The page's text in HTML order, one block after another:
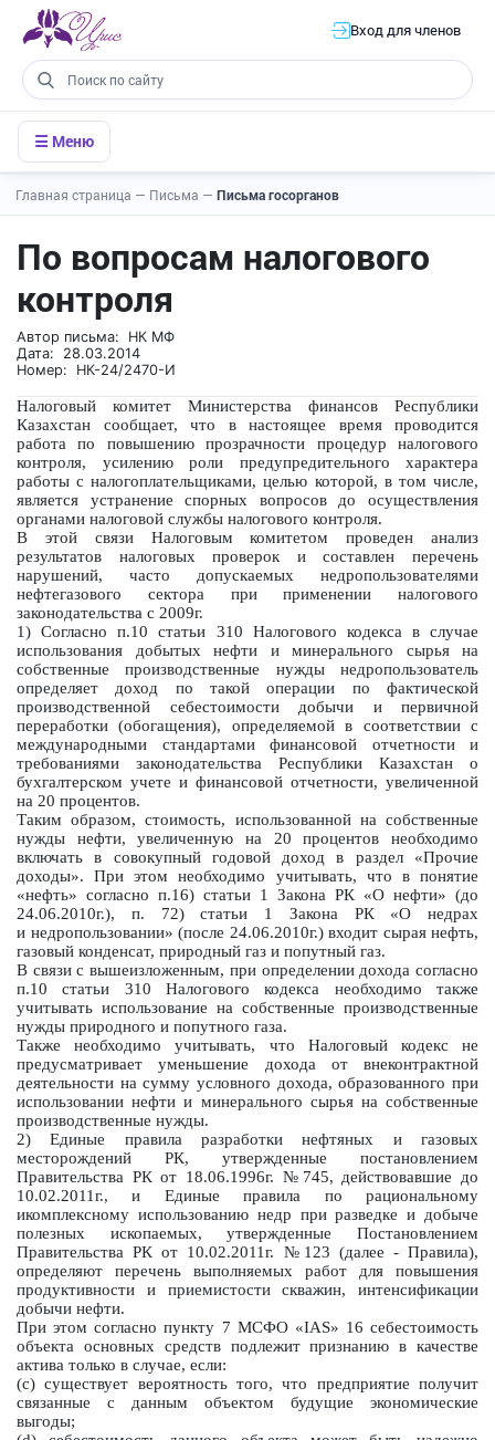
Вход для членов
☰ Меню
Главная страница — Письма — Письма госорганов
По вопросам налогового
контроля
Автор письма: НК МФ
Дата: 28.03.2014
Номер: НК-24/2470-И
Налоговый комитет Министерства финансов Республики
Казахстан сообщает, что в настоящее время проводится
работа по повышению прозрачности процедур налогового
контроля, усилению роли предупредительного характера
работы с налогоплательщиками, целью которой, в том числе,
является устранение спорных вопросов до осуществления
органами налоговой службы налогового контроля.
В этой связи Налоговым комитетом проведен анализ
результатов налоговых проверок и составлен перечень
нарушений, часто допускаемых недропользователями
нефтегазового сектора при применении налогового
законодательства с 2009г.
1) Согласно п.10 статьи 310 Налогового кодекса в случае
использования добытых нефти и минерального сырья на
собственные производственные нужды недропользователь
определяет доход по такой операции по фактической
производственной себестоимости добычи и первичной
переработки (обогащения), определяемой в соответствии с
международными стандартами финансовой отчетности и
требованиями законодательства Республики Казахстан о
бухгалтерском учете и финансовой отчетности, увеличенной
на 20 процентов.
Таким образом, стоимость, использованной на собственные
нужды нефти, увеличенную на 20 процентов необходимо
включать в совокупный годовой доход в раздел «Прочие
доходы». При этом необходимо учитывать, что в понятие
«нефть» согласно п.16) статьи 1 Закона РК «О нефти» (до
24.06.2010г.), п. 72) статьи 1 Закона РК «О недрах
и недропользовании» (после 24.06.2010г.) входит сырая нефть,
газовый конденсат, природный газ и попутный газ.
В связи с вышеизложенным, при определении дохода согласно
п.10 статьи 310 Налогового кодекса необходимо также
учитывать использование на собственные производственные
нужды природного и попутного газа.
Также необходимо учитывать, что Налоговый кодекс не
предусматривает уменьшение дохода от внеконтрактной
деятельности на сумму условного дохода, образованного при
использовании нефти и минерального сырья на собственные
производственные нужды.
2) Единые правила разработки нефтяных и газовых
месторождений РК, утвержденные постановлением
Правительства РК от 18.06.1996г. №745, действовавшие до
10.02.2011г., и Единые правила по рациональному
икомплексному использованию недр при разведке и добыче
полезных ископаемых, утвержденные Постановлением
Правительства РК от 10.02.2011г. №123 (далее - Правила),
определяют перечень выполняемых работ для повышения
продуктивности и приемистости скважин, интенсификации
добычи нефти.
При этом согласно пункту 7 МСФО «IAS» 16 себестоимость
объекта основных средств подлежит признанию в качестве
актива только в случае, если:
(c) существует вероятность того, что предприятие получит
связанные с данным объектом будущие экономические
выгоды;